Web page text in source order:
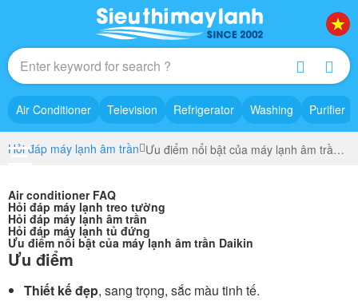
Air Conditioner Television Refrigerator Washing Purifier
Hỏi đáp máy lạnh âm trần Ưu điểm nổi bật của máy lạnh âm trần Daikin
Air conditioner FAQ
Hỏi đáp máy lạnh treo tường
Hỏi đáp máy lạnh âm trần
Hỏi đáp máy lạnh tủ đứng
Ưu điểm nổi bật của máy lạnh âm trần Daikin
Ưu điểm
Thiết kế đẹp, sang trọng, sắc màu tinh tế.